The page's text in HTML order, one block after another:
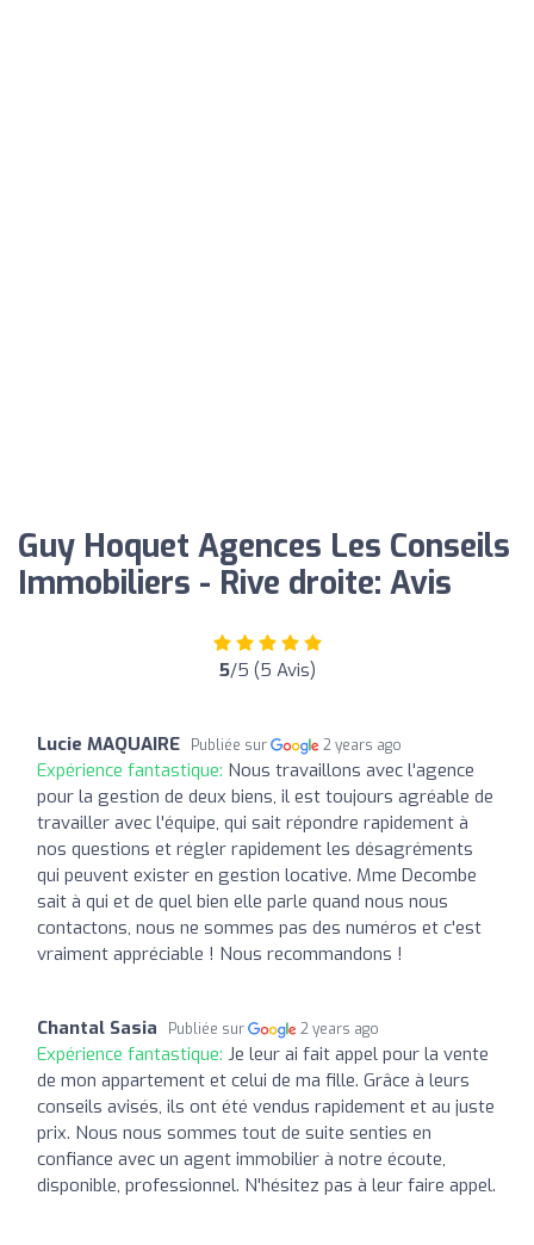
Guy Hoquet Agences Les Conseils
Immobiliers - Rive droite: Avis
5/5 (5 Avis)
Lucie MAQUAIRE Publiée sur 2 years ago
Expérience fantastique: Nous travaillons avec l'agence
pour la gestion de deux biens, il est toujours agréable de
travailler avec l'équipe, qui sait répondre rapidement à
nos questions et régler rapidement les désagréments
qui peuvent exister en gestion locative. Mme Decombe
sait à qui et de quel bien elle parle quand nous nous
contactons, nous ne sommes pas des numéros et c'est
vraiment appréciable ! Nous recommandons !
Chantal Sasia Publiée sur 2 years ago
Expérience fantastique: Je leur ai fait appel pour la vente
de mon appartement et celui de ma fille. Grâce à leurs
conseils avisés, ils ont été vendus rapidement et au juste
prix. Nous nous sommes tout de suite senties en
confiance avec un agent immobilier à notre écoute,
disponible, professionnel. N'hésitez pas à leur faire appel.